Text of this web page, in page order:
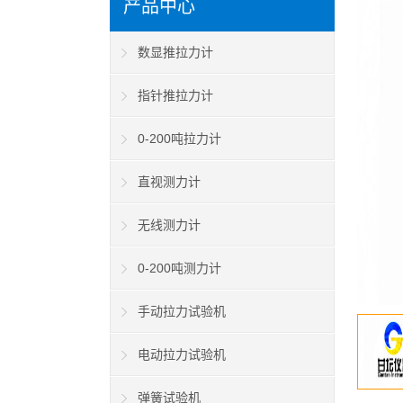
产品中心
数显推拉力计
指针推拉力计
0-200吨拉力计
直视测力计
无线测力计
0-200吨测力计
手动拉力试验机
电动拉力试验机
弹簧试验机